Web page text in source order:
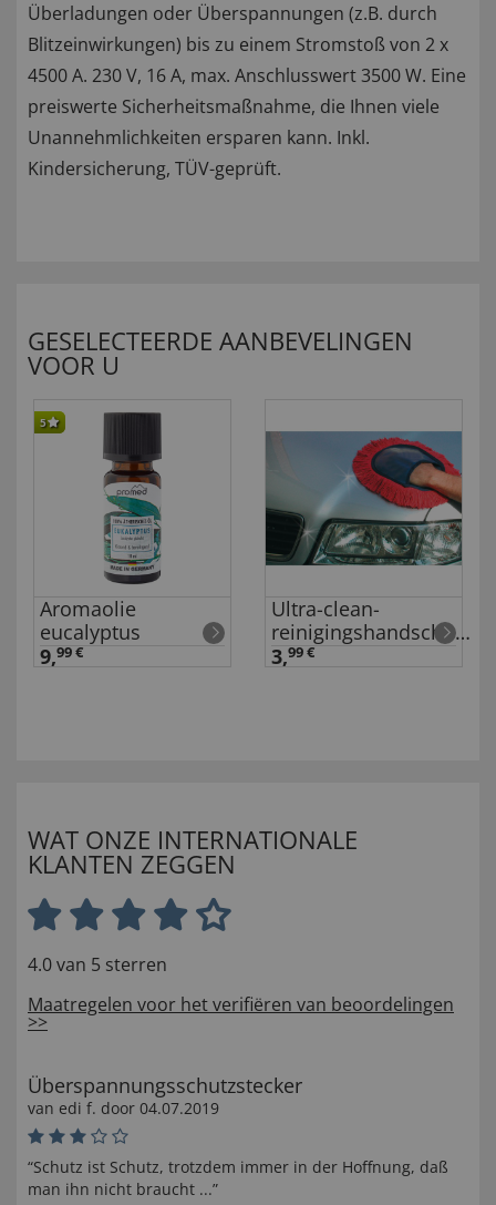
Überladungen oder Überspannungen (z.B. durch
Blitzeinwirkungen) bis zu einem Stromstoß von 2 x
4500 A. 230 V, 16 A, max. Anschlusswert 3500 W. Eine
preiswerte Sicherheitsmaßnahme, die Ihnen viele
Unannehmlichkeiten ersparen kann. Inkl.
Kindersicherung, TÜV-geprüft.
GESELECTEERDE AANBEVELINGEN
VOOR U
5
Aromaolie
eucalyptus
9,99 €
Ultra-clean-
reinigingshandschoen
1 stuk
3,99 €
WAT ONZE INTERNATIONALE
KLANTEN ZEGGEN
4.0 van 5 sterren
Maatregelen voor het verifiëren van beoordelingen
>>
Überspannungsschutzstecker
van edi f. door 04.07.2019
“Schutz ist Schutz, trotzdem immer in der Hoffnung, daß
man ihn nicht braucht ...”